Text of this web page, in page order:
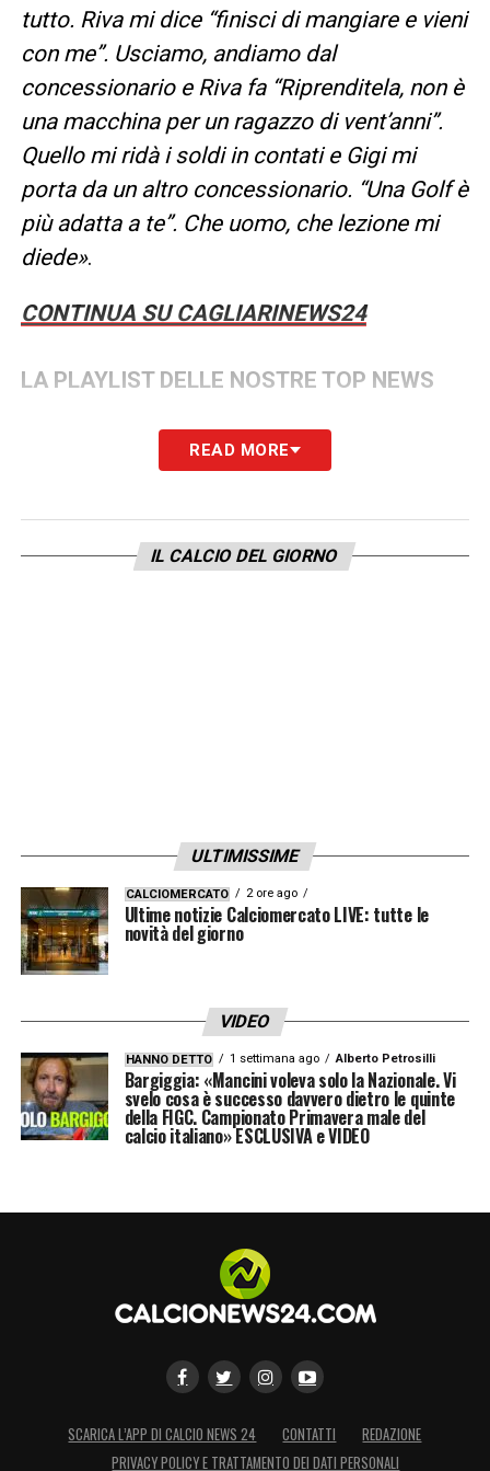
tutto. Riva mi dice “finisci di mangiare e vieni
con me”. Usciamo, andiamo dal
concessionario e Riva fa “Riprenditela, non è
una macchina per un ragazzo di vent’anni”.
Quello mi ridà i soldi in contati e Gigi mi
porta da un altro concessionario. “Una Golf è
più adatta a te”. Che uomo, che lezione mi
diede».
CONTINUA SU CAGLIARINEWS24
LA PLAYLIST DELLE NOSTRE TOP NEWS
READ MORE
IL CALCIO DEL GIORNO
ULTIMISSIME
CALCIOMERCATO 2 ore ago
Ultime notizie Calciomercato LIVE: tutte le
novità del giorno
VIDEO
HANNO DETTO 1 settimana ago Alberto Petrosilli
Bargiggia: «Mancini voleva solo la Nazionale. Vi
svelo cosa è successo davvero dietro le quinte
della FIGC. Campionato Primavera male del
calcio italiano» ESCLUSIVA e VIDEO
SCARICA L’APP DI CALCIO NEWS 24 CONTATTI
REDAZIONE
PRIVACY POLICY E TRATTAMENTO DEI DATI PERSONALI